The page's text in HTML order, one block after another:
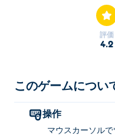
評価
4.2
このゲームについ
操作
マウスカーソル